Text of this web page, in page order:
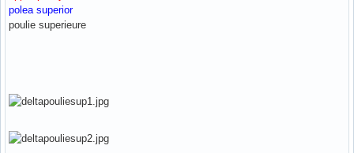
polea superior
poulie superieure